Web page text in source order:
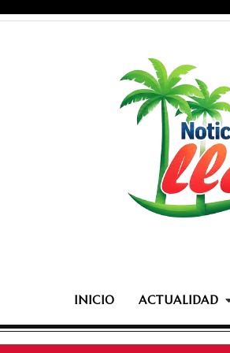
INICIO ACTUALIDAD